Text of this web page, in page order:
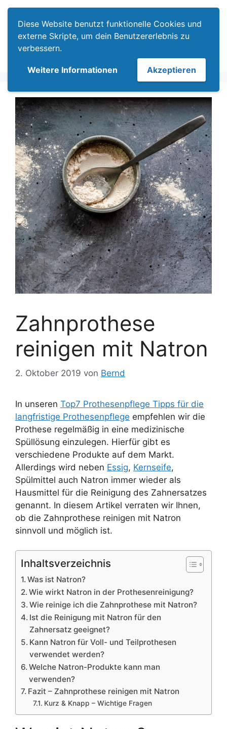
Diese Website benutzt funktionelle Cookies und
externe Skripte, um dein Benutzererlebnis zu
verbessern.
Weitere Informationen Akzeptieren
Zum
Inhalt
springen
Zahnprothese
reinigen mit Natron
2. Oktober 2019 von Bernd
In unseren Top7 Prothesenpflege Tipps für die
langfristige Prothesenpflege empfehlen wir die
Prothese regelmäßig in eine medizinische
Spüllösung einzulegen. Hierfür gibt es
verschiedene Produkte auf dem Markt.
Allerdings wird neben Essig, Kernseife,
Spülmittel auch Natron immer wieder als
Hausmittel für die Reinigung des Zahnersatzes
genannt. In diesem Artikel verraten wir Ihnen,
ob die Zahnprothese reinigen mit Natron
sinnvoll und möglich ist.
Inhaltsverzeichnis
Was ist Natron?
Wie wirkt Natron in der Prothesenreinigung?
Wie reinige ich die Zahnprothese mit Natron?
Ist die Reinigung mit Natron für den
Zahnersatz geeignet?
Kann Natron für Voll- und Teilprothesen
verwendet werden?
Welche Natron-Produkte kann man
verwenden?
Fazit – Zahnprothese reinigen mit Natron
Kurz & Knapp – Wichtige Fragen